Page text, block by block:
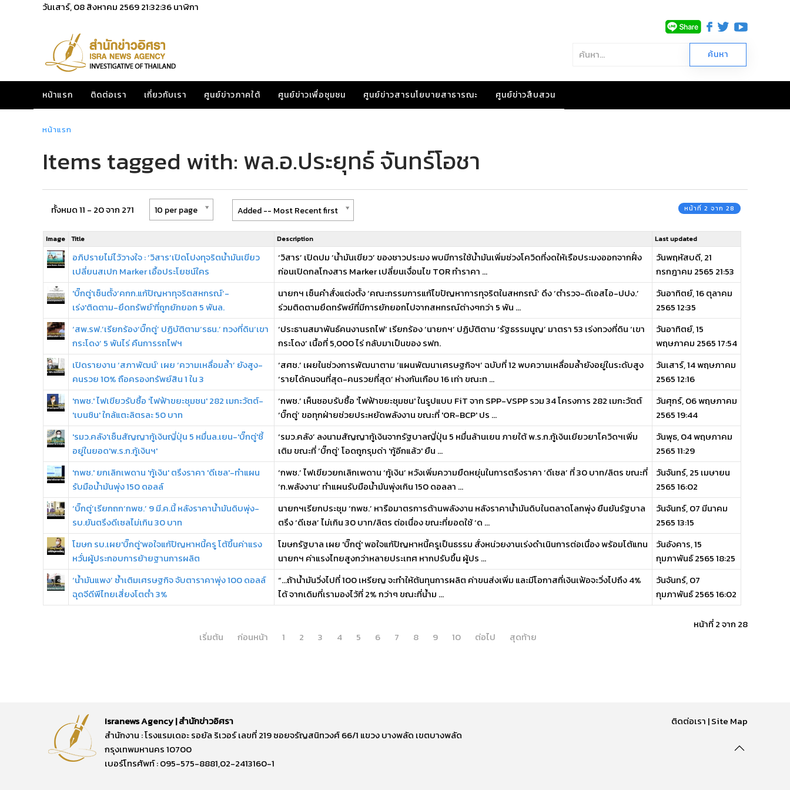
วันเสาร์, 08 สิงหาคม 256921:32:36นาฬิกา
หน้าแรก ติดต่อเรา เกี่ยวกับเรา ศูนย์ข่าวภาคใต้ ศูนย์ข่าวเพื่อชุมชน ศูนย์ข่าวสารนโยบายสาธารณะ ศูนย์ข่าวสืบสวน
หน้าแรก
Items tagged with: พล.อ.ประยุทธ์ จันทร์โอชา
ทั้งหมด 11 - 20 จาก 271 10 per page Added -- Most Recent first หน้าที่ 2 จาก 28
Image Title Description Last updated
อภิปรายไม่ไว้วางใจ : ‘วิสาร’เปิดโปงทุจริตน้ำมันเขียว
เปลี่ยนสเปก Marker เอื้อประโยชน์ใคร
‘วิสาร’ เปิดปม ‘น้ำมันเขียว’ ของชาวประมง พบมีการใช้น้ำมันเพิ่มช่วงโควิดที่งดให้เรือประมงออกจากฝั่ง
ก่อนเปิดกลโกงสาร Marker เปลี่ยนเงื่อนไข TOR ทำราคา ...
วันพฤหัสบดี, 21
กรกฎาคม 2565 21:53
'บิ๊กตู่'เซ็นตั้ง‘คกก.แก้ปัญหาทุจริตสหกรณ์’-
เร่ง'ติดตาม-ยึดทรัพย์'ที่ถูกยักยอก 5 พันล.
นายกฯ เซ็นคำสั่งแต่งตั้ง ‘คณะกรรมการแก้ไขปัญหาการทุจริตในสหกรณ์’ ดึง ‘ตำรวจ-ดีเอสไอ-ปปง.’
ร่วมติดตามยึดทรัพย์ที่มีการยักยอกไปจากสหกรณ์ต่างๆกว่า 5 พัน ...
วันอาทิตย์, 16 ตุลาคม
2565 12:35
‘สพ.รฟ.’เรียกร้อง‘บิ๊กตู่’ ปฏิบัติตาม‘รธน.’ ทวงที่ดิน‘เขา
กระโดง’ 5 พันไร่ คืนการรถไฟฯ
‘ประธานสมาพันธ์คนงานรถไฟ’ เรียกร้อง ‘นายกฯ’ ปฏิบัติตาม ‘รัฐธรรมนูญ’ มาตรา 53 เร่งทวงที่ดิน ‘เขา
กระโดง’ เนื้อที่ 5,000 ไร่ กลับมาเป็นของ รฟท.
วันอาทิตย์, 15
พฤษภาคม 2565 17:54
เปิดรายงาน ‘สภาพัฒน์’ เผย ‘ความเหลื่อมล้ำ’ ยังสูง-
คนรวย 10% ถือครองทรัพย์สิน 1 ใน 3
‘สศช.’ เผยในช่วงการพัฒนาตาม ‘แผนพัฒนาเศรษฐกิจฯ’ ฉบับที่ 12 พบความเหลื่อมล้ำยังอยู่ในระดับสูง
‘รายได้คนจนที่สุด-คนรวยที่สุด’ ห่างกันเกือบ 16 เท่า ขณะท ...
วันเสาร์, 14 พฤษภาคม
2565 12:16
'กพช.' ไฟเขียวรับซื้อ 'ไฟฟ้าขยะชุมชน' 282 เมกะวัตต์-
'เบนซิน' ใกล้แตะลิตรละ 50 บาท
‘กพช.’ เห็นชอบรับซื้อ 'ไฟฟ้าขยะชุมชน' ในรูปแบบ FiT จาก SPP-VSPP รวม 34 โครงการ 282 เมกะวัตต์
‘บิ๊กตู่’ ขอทุกฝ่ายช่วยประหยัดพลังงาน ขณะที่ 'OR-BCP' ปร ...
วันศุกร์, 06 พฤษภาคม
2565 19:44
'รมว.คลัง'เซ็นสัญญากู้เงินญี่ปุ่น 5 หมื่นล.เยน-'บิ๊กตู่'ชี้
อยู่ในยอด'พ.ร.ก.กู้เงินฯ'
‘รมว.คลัง’ ลงนามสัญญากู้เงินจากรัฐบาลญี่ปุ่น 5 หมื่นล้านเยน ภายใต้ พ.ร.ก.กู้เงินเยียวยาโควิดฯเพิ่ม
เติม ขณะที่ ‘บิ๊กตู่’ โอดถูกรุมด่า 'กู้อีกแล้ว' ยืน ...
วันพุธ, 04 พฤษภาคม
2565 11:29
'กพช.' ยกเลิกเพดาน 'กู้เงิน' ตรึงราคา 'ดีเซล'-ทำแผน
รับมือน้ำมันพุ่ง 150 ดอลล์
‘กพช.’ ไฟเขียวยกเลิกเพดาน ‘กู้เงิน’ หวังเพิ่มความยืดหยุ่นในการตรึงราคา ‘ดีเซล’ ที่ 30 บาท/ลิตร ขณะที่
‘ก.พลังงาน’ ทำแผนรับมือน้ำมันพุ่งเกิน 150 ดอลลา ...
วันจันทร์, 25 เมษายน
2565 16:02
‘บิ๊กตู่’เรียกถก‘กพช.’ 9 มี.ค.นี้ หลังราคาน้ำมันดิบพุ่ง-
รบ.ยันตรึงดีเซลไม่เกิน 30 บาท
นายกฯเรียกประชุม ‘กพช.’ หารือมาตรการด้านพลังงาน หลังราคาน้ำมันดิบในตลาดโลกพุ่ง ยืนยันรัฐบาล
ตรึง ‘ดีเซล’ ไม่เกิน 30 บาท/ลิตร ต่อเนื่อง ขณะที่ยอดใช้ ‘ด ...
วันจันทร์, 07 มีนาคม
2565 13:15
โฆษก รบ.เผย'บิ๊กตู่'พอใจแก้ปัญหาหนี้ครู โต้ขึ้นค่าแรง
หวั่นผู้ประกอบการย้ายฐานการผลิต
โฆษกรัฐบาล เผย 'บิ๊กตู่' พอใจแก้ปัญหาหนี้ครูเป็นธรรม สั่งหน่วยงานเร่งดำเนินการต่อเนื่อง พร้อมโต้แทน
นายกฯ ค่าแรงไทยสูงกว่าหลายประเทศ หากปรับขึ้น ผู้ปร ...
วันอังคาร, 15
กุมภาพันธ์ 2565 18:25
‘น้ำมันแพง’ ซ้ำเติมเศรษฐกิจ จับตาราคาพุ่ง 100 ดอลล์
ฉุดจีดีพีไทยเสี่ยงโตต่ำ 3%
“…ถ้าน้ำมันวิ่งไปที่ 100 เหรียญ จะทำให้ต้นทุนการผลิต ค่าขนส่งเพิ่ม และมีโอกาสที่เงินเฟ้อจะวิ่งไปถึง 4%
ได้ จากเดิมที่เรามองไว้ที่ 2% กว่าๆ ขณะที่น้ำม ...
วันจันทร์, 07
กุมภาพันธ์ 2565 16:02
หน้าที่ 2 จาก 28
เริ่มต้น
ก่อนหน้า 1 2 3 4 5 6 7 8 9 10 ต่อไป สุดท้าย
Isranews Agency | สำนักข่าวอิศรา
สำนักงาน : โรงแรมเดอะ รอยัล ริเวอร์ เลขที่ 219 ซอยจรัญสนิทวงศ์ 66/1 แขวง บางพลัด เขตบางพลัด
กรุงเทพมหานคร 10700
เบอร์โทรศัพท์ : 095-575-8881,02-2413160-1
ติดต่อเรา |Site Map